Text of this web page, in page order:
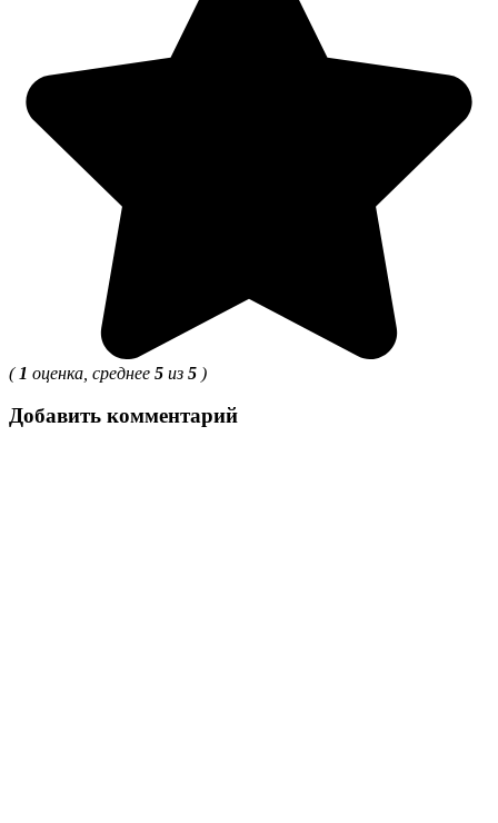
( 1 оценка, среднее 5 из 5 )
Добавить комментарий